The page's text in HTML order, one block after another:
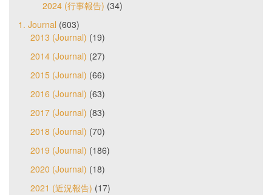
2024 (行事報告) (34)
1. Journal (603)
2013 (Journal) (19)
2014 (Journal) (27)
2015 (Journal) (66)
2016 (Journal) (63)
2017 (Journal) (83)
2018 (Journal) (70)
2019 (Journal) (186)
2020 (Journal) (18)
2021 (近況報告) (17)